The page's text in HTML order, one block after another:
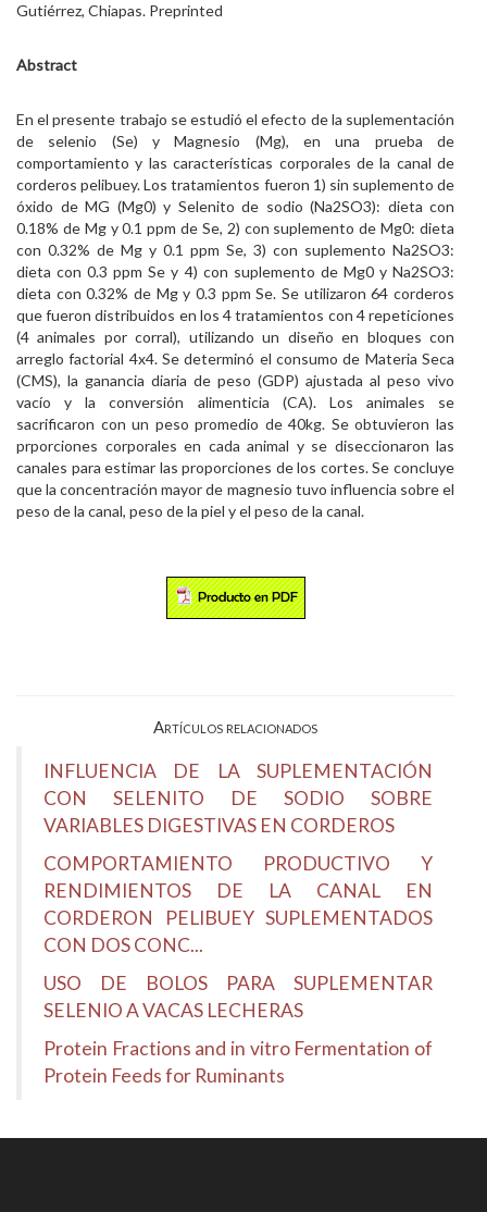
Gutiérrez, Chiapas. Preprinted
Abstract
En el presente trabajo se estudió el efecto de la suplementación
de selenio (Se) y Magnesio (Mg), en una prueba de
comportamiento y las características corporales de la canal de
corderos pelibuey. Los tratamientos fueron 1) sin suplemento de
óxido de MG (Mg0) y Selenito de sodio (Na2SO3): dieta con
0.18% de Mg y 0.1 ppm de Se, 2) con suplemento de Mg0: dieta
con 0.32% de Mg y 0.1 ppm Se, 3) con suplemento Na2SO3:
dieta con 0.3 ppm Se y 4) con suplemento de Mg0 y Na2SO3:
dieta con 0.32% de Mg y 0.3 ppm Se. Se utilizaron 64 corderos
que fueron distribuidos en los 4 tratamientos con 4 repeticiones
(4 animales por corral), utilizando un diseño en bloques con
arreglo factorial 4x4. Se determinó el consumo de Materia Seca
(CMS), la ganancia diaria de peso (GDP) ajustada al peso vivo
vacío y la conversión alimenticia (CA). Los animales se
sacrificaron con un peso promedio de 40kg. Se obtuvieron las
prporciones corporales en cada animal y se diseccionaron las
canales para estimar las proporciones de los cortes. Se concluye
que la concentración mayor de magnesio tuvo influencia sobre el
peso de la canal, peso de la piel y el peso de la canal.
Artículos relacionados
INFLUENCIA DE LA SUPLEMENTACIÓN
CON SELENITO DE SODIO SOBRE
VARIABLES DIGESTIVAS EN CORDEROS
COMPORTAMIENTO PRODUCTIVO Y
RENDIMIENTOS DE LA CANAL EN
CORDERON PELIBUEY SUPLEMENTADOS
CON DOS CONC...
USO DE BOLOS PARA SUPLEMENTAR
SELENIO A VACAS LECHERAS
Protein Fractions and in vitro Fermentation of
Protein Feeds for Ruminants